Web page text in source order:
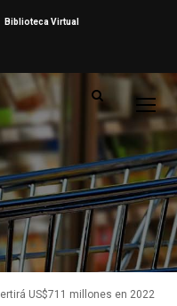
Biblioteca Virtual
US$711 millones en 2022